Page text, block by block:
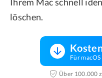
löschen.
Für
Über 100.000